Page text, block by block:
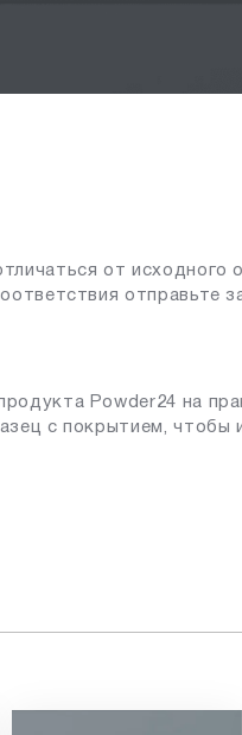
от исходного
отправьте
Powder24 на
с покрытием, чтобы